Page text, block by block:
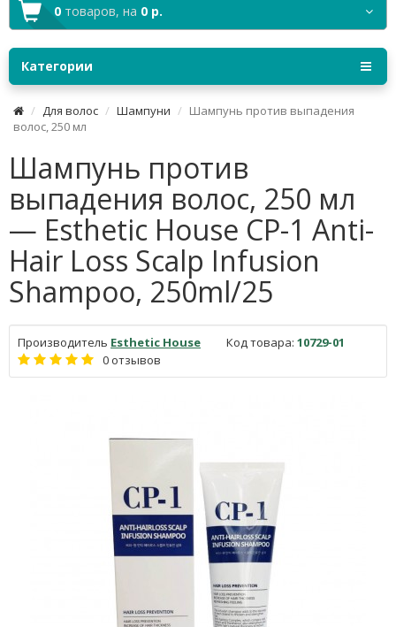
0 товаров, на 0 р.
Категории
Для волос Шампуни
Шампунь против выпадения
волос, 250 мл
Шампунь против
выпадения волос, 250 мл
— Esthetic House CP-1 Anti-
Hair Loss Scalp Infusion
Shampoo, 250ml/25
Производитель Esthetic House Код товара: 10729-01
0 отзывов